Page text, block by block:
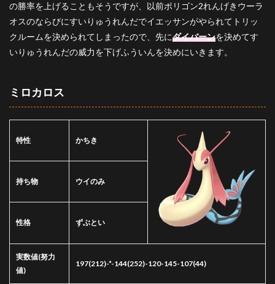
の勝率を上げることもそうですが、以前ポリゴン2れんげきウーラ
オスのならびにすいりゅうれんだでイエッサンがやられてトリッ
クルームを決められてしまったので、先にダイバーンを決めてす
いりゅうれんだの威力を下げふういんを決めにいきます。
ミロカロス
特性 かちき
持ち物 ウイのみ
性格 ずぶとい
実数値(努力
値)
197(212)-*-144(252)-120-145-107(44)